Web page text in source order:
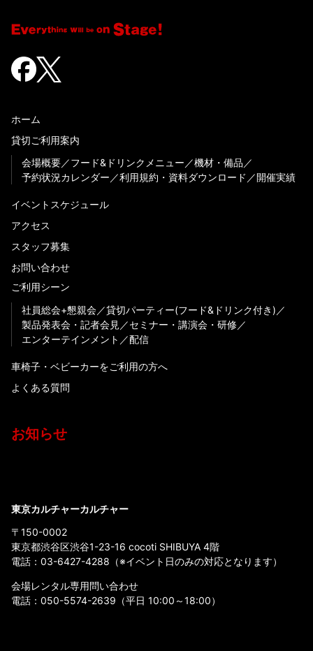
ホーム
貸切ご利用案内
会場概要
フード&ドリンクメニュー
機材・備品
予約状況カレンダー
利用規約・資料ダウンロード 開催実績
イベントスケジュール
アクセス
スタッフ募集
お問い合わせ
ご利用シーン
社員総会+懇親会
貸切パーティー(フード&ドリンク付き)
製品発表会・記者会見
セミナー・講演会・研修
エンターテインメント
配信
車椅子・ベビーカーをご利用の方へ
よくある質問
お知らせ
東京カルチャーカルチャー
〒150-0002
東京都渋谷区渋谷1-23-16 cocoti SHIBUYA 4階
電話： 03-6427-4288 （※イベント日のみの対応となります）
会場レンタル専用問い合わせ
電話： 050-5574-2639 （平日 10:00～18:00）